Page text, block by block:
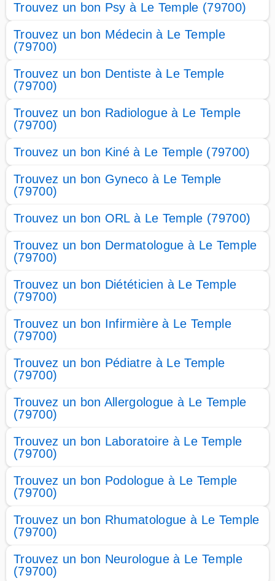
Trouvez un bon Psy à Le Temple (79700)
Trouvez un bon Médecin à Le Temple
(79700)
Trouvez un bon Dentiste à Le Temple
(79700)
Trouvez un bon Radiologue à Le Temple
(79700)
Trouvez un bon Kiné à Le Temple (79700)
Trouvez un bon Gyneco à Le Temple
(79700)
Trouvez un bon ORL à Le Temple (79700)
Trouvez un bon Dermatologue à Le Temple
(79700)
Trouvez un bon Diététicien à Le Temple
(79700)
Trouvez un bon Infirmière à Le Temple
(79700)
Trouvez un bon Pédiatre à Le Temple
(79700)
Trouvez un bon Allergologue à Le Temple
(79700)
Trouvez un bon Laboratoire à Le Temple
(79700)
Trouvez un bon Podologue à Le Temple
(79700)
Trouvez un bon Rhumatologue à Le Temple
(79700)
Trouvez un bon Neurologue à Le Temple
(79700)